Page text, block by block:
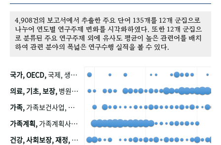
4,908건의 보고서에서 추출한 주요 단어 135개를 12개 군집으로
나누어 연도별 연구주제 변화를 시각화하였다. 또한 12개 군집으
로 분류된 주요 연구주제 외에 유사도 평균이 높은 관련어를 배치
하여 관련 분야의 폭넓은 연구수행 실적을 볼 수 있다.
국가, OECD,국제, 생산, 아시아, 태평양, 태평양지역, 참가
의료, 기초, 보장, 병원, 가정, 연금, 연계, 공적, 일본, 생활, 국민기초생활보장제도, 국민연금, 기금, 저소득층, 근로, 자활, 급여, 환자, 의료비, 모니터링, 한국복지패널, 소득, 지표, 빈곤, 노후, 장애인
가족, 가족보건사업, 산업, 친화, 전국, 출산력
가족계획, 가족계획사업, 가족계획사업평가, 한국가족계획사업, 피임, 보급, 부인, 자궁, 피임약
건강, 사회보장, 재정,